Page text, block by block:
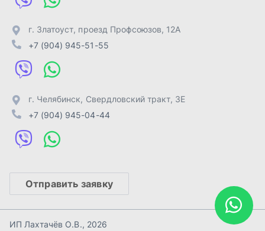
Отправить заявку
ИП Лахтачёв О.В.
Разработка -